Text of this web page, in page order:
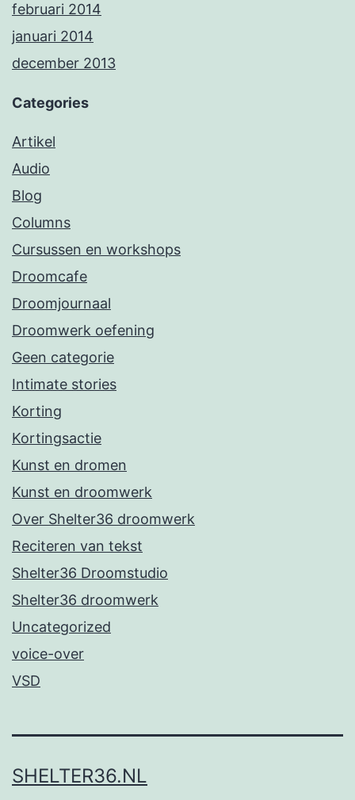
februari 2014
januari 2014
december 2013
Categories
Artikel
Audio
Blog
Columns
Cursussen en workshops
Droomcafe
Droomjournaal
Droomwerk oefening
Geen categorie
Intimate stories
Korting
Kortingsactie
Kunst en dromen
Kunst en droomwerk
Over Shelter36 droomwerk
Reciteren van tekst
Shelter36 Droomstudio
Shelter36 droomwerk
Uncategorized
voice-over
VSD
SHELTER36.NL